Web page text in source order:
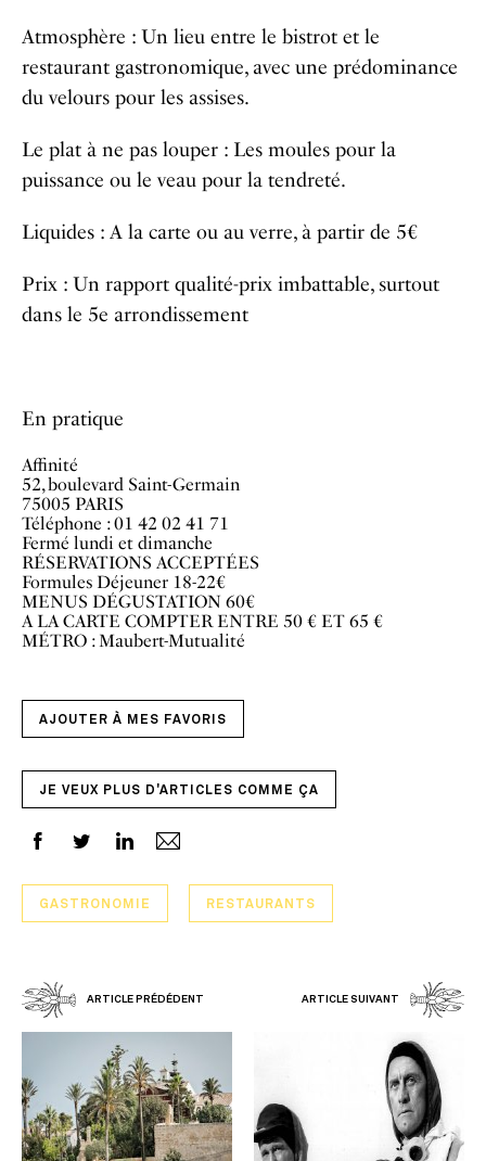
Atmosphère : Un lieu entre le bistrot et le
restaurant gastronomique, avec une prédominance
du velours pour les assises.
Le plat à ne pas louper : Les moules pour la
puissance ou le veau pour la tendreté.
Liquides : A la carte ou au verre, à partir de 5€
Prix : Un rapport qualité-prix imbattable, surtout
dans le 5e arrondissement
En pratique
Affinité
52, boulevard Saint-Germain
75005 PARIS
Téléphone : 01 42 02 41 71
Fermé lundi et dimanche
RÉSERVATIONS ACCEPTÉES
Formules Déjeuner 18-22€
MENUS DÉGUSTATION 60€
A LA CARTE COMPTER ENTRE 50 € ET 65 €
MÉTRO : Maubert-Mutualité
AJOUTER À MES FAVORIS
JE VEUX PLUS D'ARTICLES COMME ÇA
GASTRONOMIE RESTAURANTS
ARTICLE PRÉDÉDENT ARTICLE SUIVANT